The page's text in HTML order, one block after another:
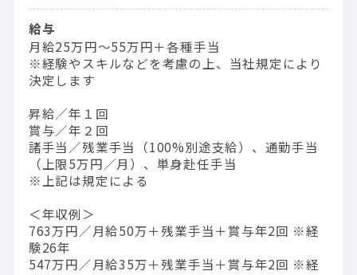
給与
月給25万円～55万円＋各種手当
※経験やスキルなどを考慮の上、当社規定により
決定します
昇給／年１回
賞与／年２回
諸手当／残業手当（100%別途支給）、通勤手当
（上限5万円／月）、単身赴任手当
※上記は規定による
＜年収例＞
763万円／⽉給50万＋残業⼿当＋賞与年2回 ※経
験26年
547万円／⽉給35万＋残業⼿当＋賞与年2回 ※経